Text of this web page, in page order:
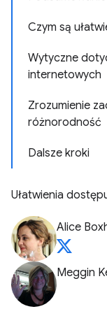
Czym są
Wytyczne
internetowych
Zrozumienie
różnorodność
Dalsze kroki
Ułatwienia
Alice
Meggin